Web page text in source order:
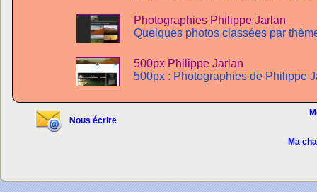
Photographies Philippe Jarlan
Quelques photos classées par
500px Philippe Jarlan
500px : Photographies de Philippe
Nous écrire
Ma